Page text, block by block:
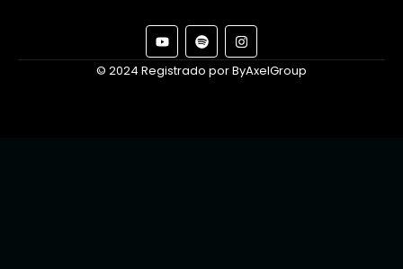
© 2024 Registrado por ByAxelGroup